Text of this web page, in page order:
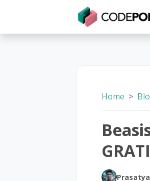
Untuk Individu
Home
Prasatya